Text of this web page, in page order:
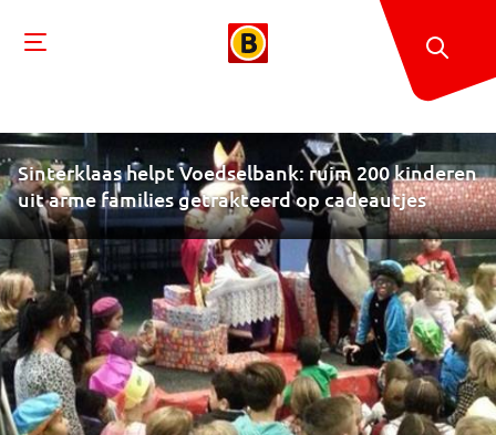
Sinterklaas helpt Voedselbank: ruim 200 kinderen
uit arme families getrakteerd op cadeautjes